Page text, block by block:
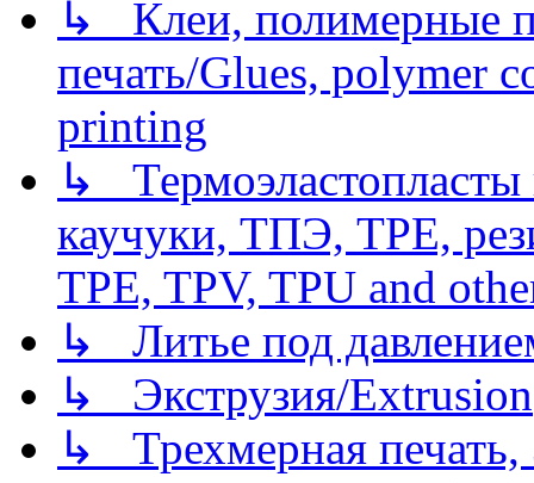
↳ Клеи, полимерные
печать/Glues, polymer
printing
↳
каучуки, ТПЭ, TPE,
TPE, TPV, TPU and
↳ Литье под
↳ Экструзия/Extrusion
↳ Трехмерная